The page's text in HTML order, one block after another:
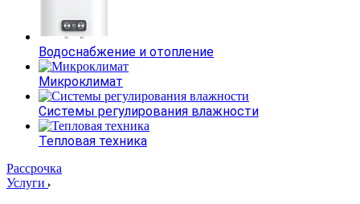
Водоснабжение и отопление
Микроклимат
Системы регулирования влажности
Тепловая техника
Рассрочка
Услуги